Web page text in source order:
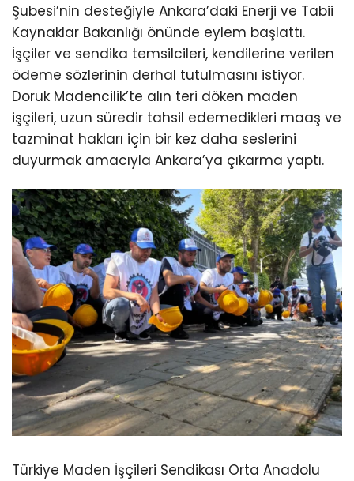
Şubesi’nin desteğiyle Ankara’daki Enerji ve Tabii
Kaynaklar Bakanlığı önünde eylem başlattı.
İşçiler ve sendika temsilcileri, kendilerine verilen
ödeme sözlerinin derhal tutulmasını istiyor.
Doruk Madencilik’te alın teri döken maden
işçileri, uzun süredir tahsil edemedikleri maaş ve
tazminat hakları için bir kez daha seslerini
duyurmak amacıyla Ankara’ya çıkarma yaptı.
Türkiye Maden İşçileri Sendikası Orta Anadolu